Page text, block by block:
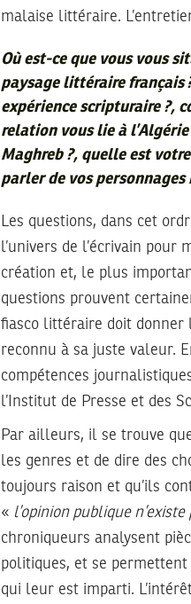
malaise littéraire.
Où est-ce que vous vous
paysage littéraire français
expérience scripturaire ?,
relation vous lie à
Maghreb ?, quelle est
parler de vos personnages
Les questions, dans cet
l’univers de l’écrivain
création et, le plus
questions prouvent
fiasco littéraire doit donner
reconnu à sa juste valeur.
compétences
l’Institut de Presse et des
Par ailleurs, il se trouve
les genres et de dire des
toujours raison et qu’ils
« l’opinion publique n’existe
chroniqueurs analysent
politiques, et se
qui leur est imparti.